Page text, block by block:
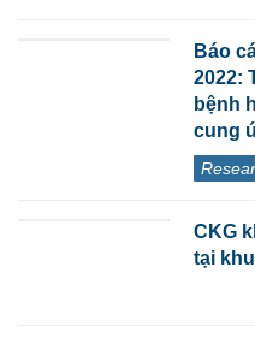
Báo
2022:
bệnh
cung
CKG
tại